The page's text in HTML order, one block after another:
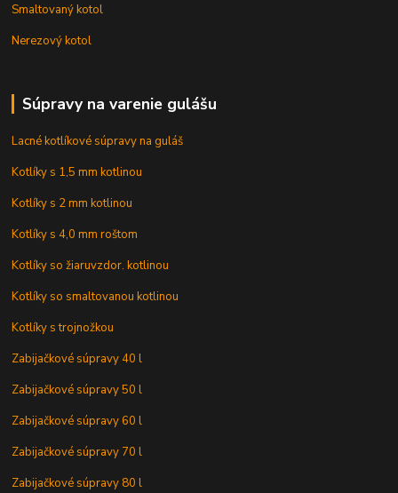
Smaltovaný kotol
Nerezový kotol
Súpravy na varenie gulášu
Lacné kotlíkové súpravy na guláš
Kotlíky s 1,5 mm kotlinou
Kotlíky s 2 mm kotlinou
Kotlíky s 4,0 mm roštom
Kotlíky so žiaruvzdor. kotlinou
Kotlíky so smaltovanou kotlinou
Kotlíky s trojnožkou
Zabijačkové súpravy 40 l
Zabijačkové súpravy 50 l
Zabijačkové súpravy 60 l
Zabijačkové súpravy 70 l
Zabijačkové súpravy 80 l